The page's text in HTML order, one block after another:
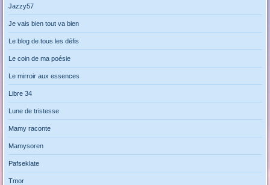
Jazzy57
Je vais bien tout va bien
Le blog de tous les défis
Le coin de ma poésie
Le mirroir aux essences
Libre 34
Lune de tristesse
Mamy raconte
Mamysoren
Pafseklate
Tmor